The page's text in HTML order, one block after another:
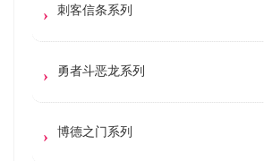
刺客信条系列
勇者斗恶龙系列
博德之门系列